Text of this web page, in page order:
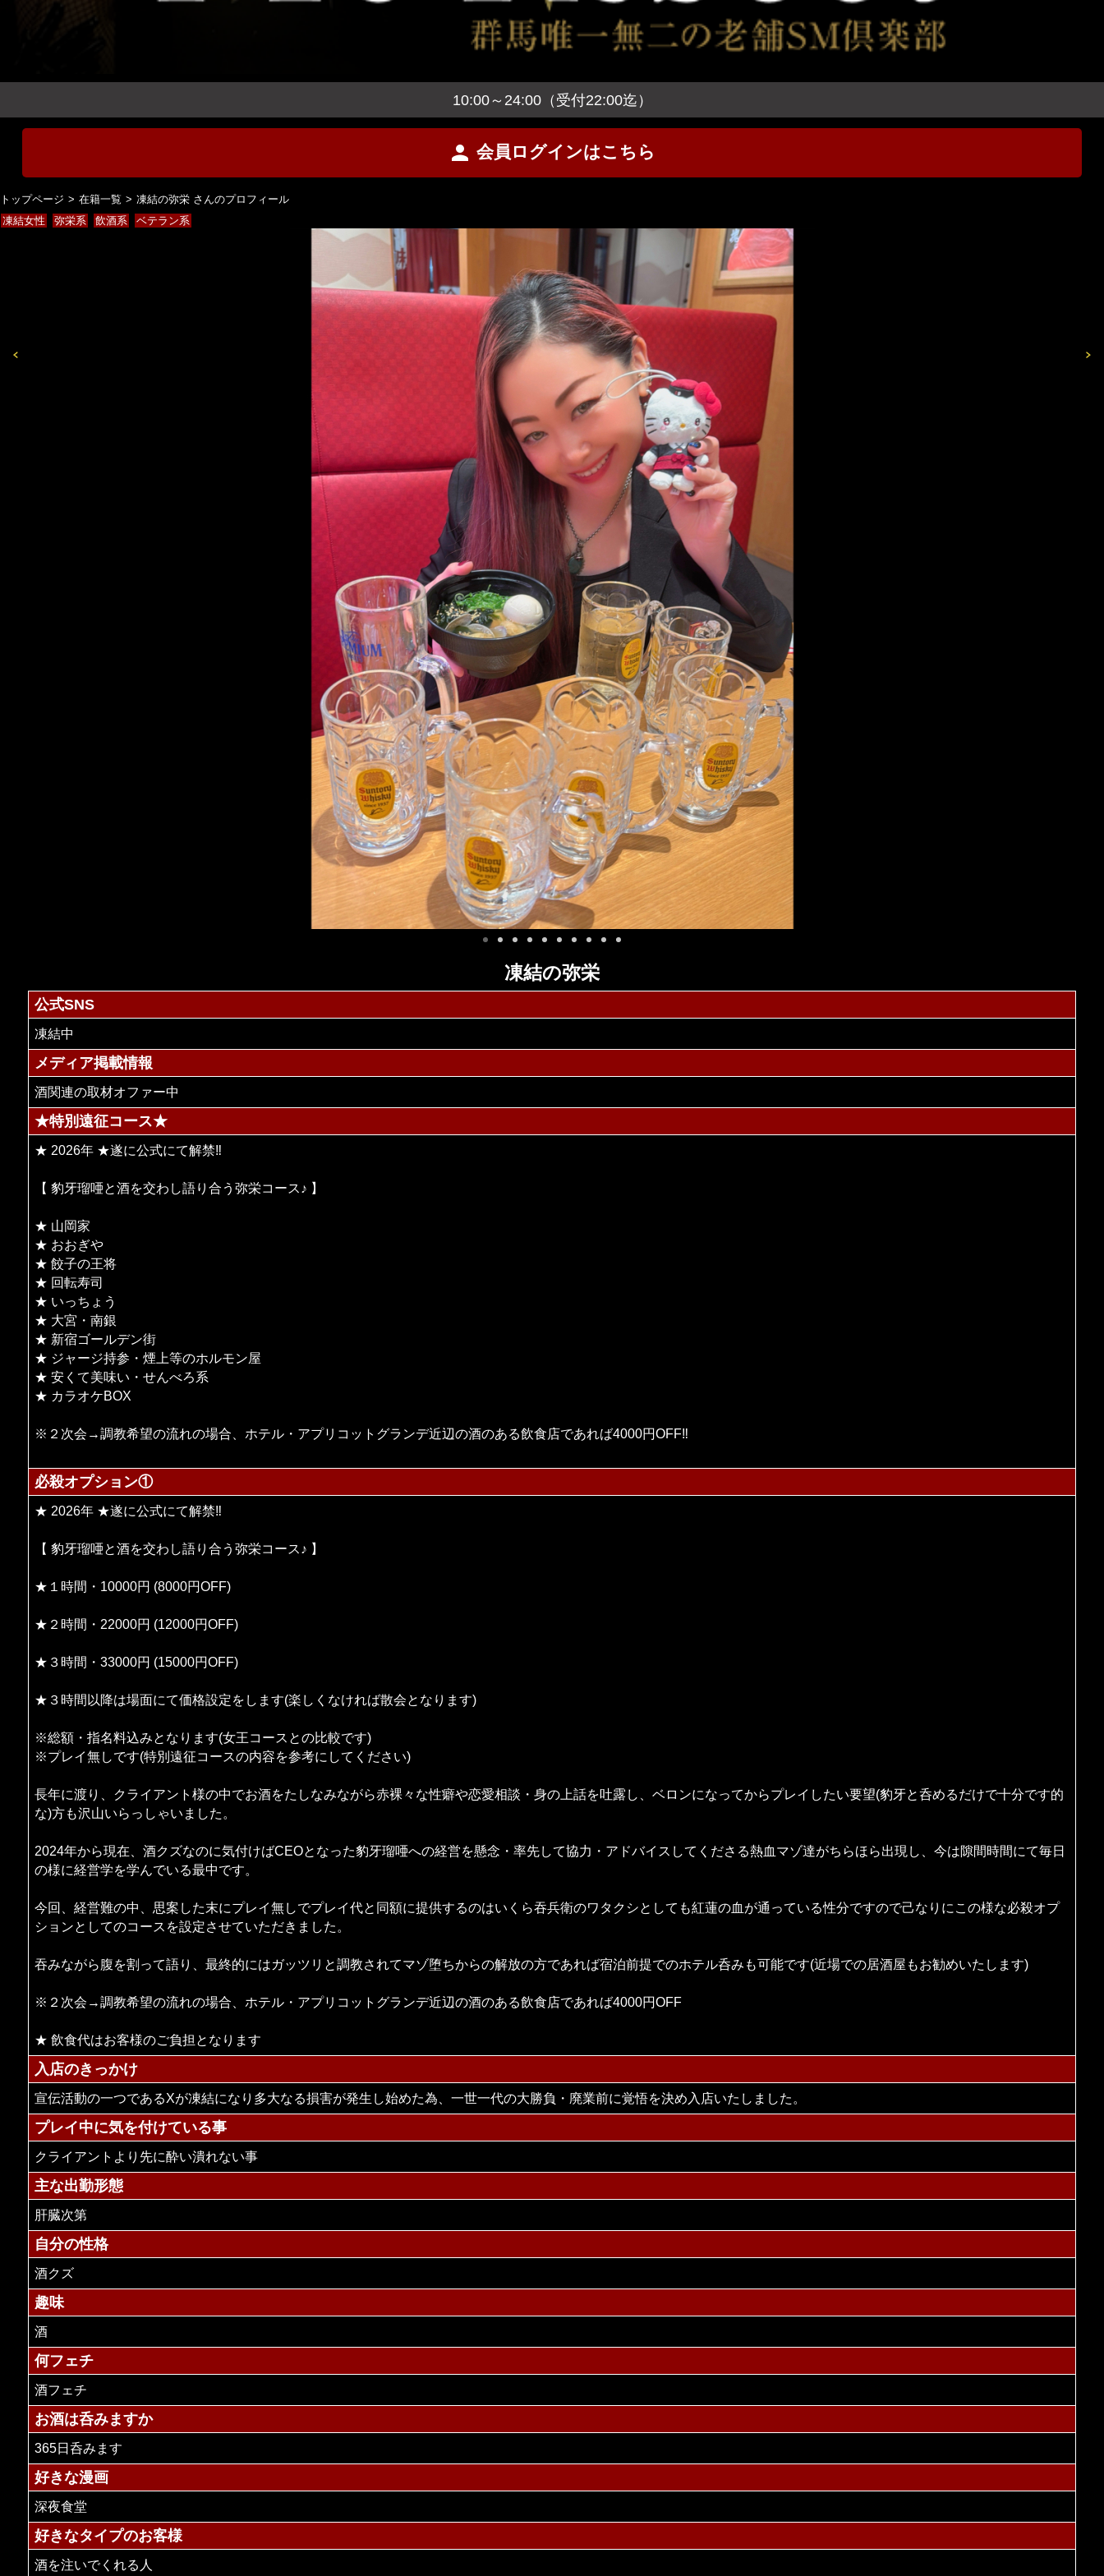
10:00～24:00（受付22:00迄）
person 会員ログインはこちら
トップページ 在籍一覧
凍結の弥栄 さんのプロフィール
凍結女性
弥栄系 飲酒系 ベテラン系
凍結の弥栄
公式SNS
凍結中
メディア掲載情報
酒関連の取材オファー中
★特別遠征コース★
★ 2026年 ★遂に公式にて解禁‼
【 豹牙瑠唖と酒を交わし語り合う弥栄コース♪ 】
★ 山岡家
★ おおぎや
★ 餃子の王将
★ 回転寿司
★ いっちょう
★ 大宮・南銀
★ 新宿ゴールデン街
★ ジャージ持参・煙上等のホルモン屋
★ 安くて美味い・せんべろ系
★ カラオケBOX
※２次会→調教希望の流れの場合、ホテル・アプリコットグランデ近辺の酒のある飲食店であれば4000円OFF‼
必殺オプション①
★ 2026年 ★遂に公式にて解禁‼
【 豹牙瑠唖と酒を交わし語り合う弥栄コース♪ 】
★１時間・10000円 (8000円OFF)
★２時間・22000円 (12000円OFF)
★３時間・33000円 (15000円OFF)
★３時間以降は場面にて価格設定をします(楽しくなければ散会となります)
※総額・指名料込みとなります(女王コースとの比較です)
※プレイ無しです(特別遠征コースの内容を参考にしてください)
長年に渡り、クライアント様の中でお酒をたしなみながら赤裸々な性癖や恋愛相談・身の上話を吐露し、ベロンになってからプレイしたい要望(豹牙と呑めるだけで十分です的
な)方も沢山いらっしゃいました。
2024年から現在、酒クズなのに気付けばCEOとなった豹牙瑠唖への経営を懸念・率先して協力・アドバイスしてくださる熱血マゾ達がちらほら出現し、今は隙間時間にて毎日
の様に経営学を学んでいる最中です。
今回、経営難の中、思案した末にプレイ無しでプレイ代と同額に提供するのはいくら吞兵衛のワタクシとしても紅蓮の血が通っている性分ですので己なりにこの様な必殺オプ
ションとしてのコースを設定させていただきました。
吞みながら腹を割って語り、最終的にはガッツリと調教されてマゾ堕ちからの解放の方であれば宿泊前提でのホテル呑みも可能です(近場での居酒屋もお勧めいたします)
※２次会→調教希望の流れの場合、ホテル・アプリコットグランデ近辺の酒のある飲食店であれば4000円OFF
★ 飲食代はお客様のご負担となります
入店のきっかけ
宣伝活動の一つであるXが凍結になり多大なる損害が発生し始めた為、一世一代の大勝負・廃業前に覚悟を決め入店いたしました。
プレイ中に気を付けている事
クライアントより先に酔い潰れない事
主な出勤形態
肝臓次第
自分の性格
酒クズ
趣味
酒
何フェチ
酒フェチ
お酒は呑みますか
365日呑みます
好きな漫画
深夜食堂
好きなタイプのお客様
酒を注いでくれる人